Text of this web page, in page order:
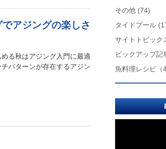
アジングの楽しさ
る秋はアジング入門に最適
パターンが存在するアジン
その他 (74)
タイドプール
サイトトピック
ピックアップ記
魚料理レシピ （